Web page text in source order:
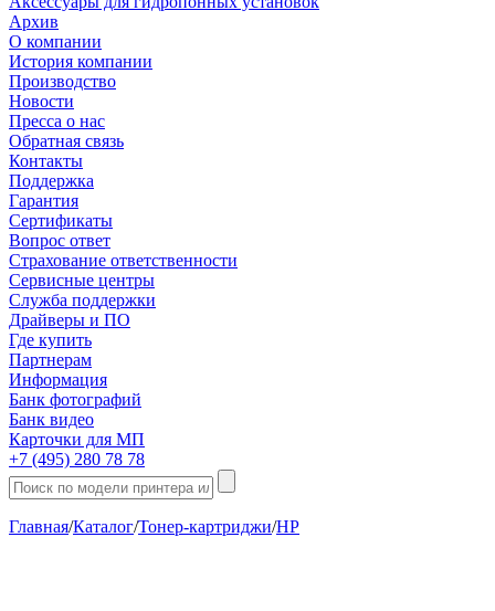
Архив
О компании
История компании
Производство
Новости
Пресса о нас
Обратная связь
Контакты
Поддержка
Гарантия
Сертификаты
Вопрос ответ
Страхование ответственности
Сервисные центры
Служба поддержки
Драйверы и ПО
Где купить
Партнерам
Информация
Банк фотографий
Банк видео
Карточки для МП
+7 (495) 280 78 78
Главная/Каталог/Тонер-картриджи/HP